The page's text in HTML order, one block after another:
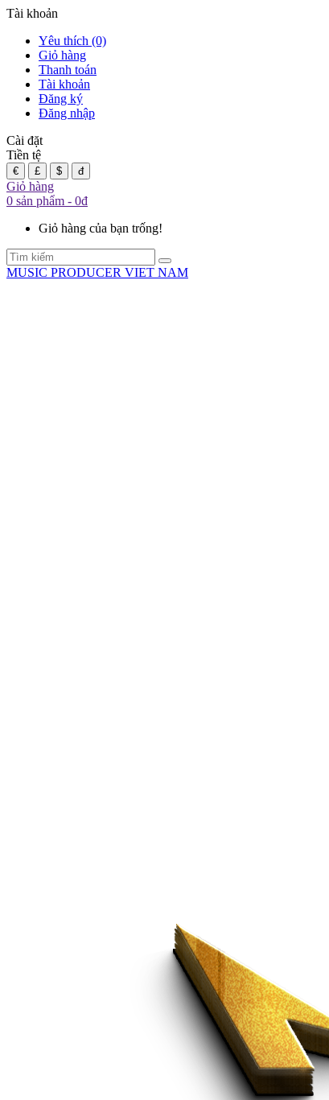
Tài khoản
Yêu thích (0)
Giỏ hàng
Thanh toán
Tài khoản
Đăng ký
Đăng nhập
Cài đặt
Tiền tệ
€ £ $ đ
Giỏ hàng
0 sản phẩm - 0đ
Giỏ hàng của bạn trống!
MUSIC PRODUCER VIET NAM